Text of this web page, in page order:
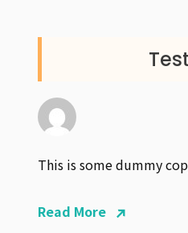
This is some dummy
Read More